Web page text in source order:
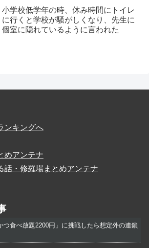
小学校低学年の時、休み時間にトイレ
に行くと学校が騒がしくなり、先生に
個室に隠れているように言われた
ンキングへ
めアンテナ
話・修羅場まとめアンテナ
つ食べ放題2200円」に挑戦したら想定外の連鎖